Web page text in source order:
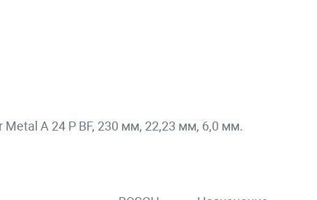
A 24 P BF, 230 мм, 22,23 мм, 6,0 мм.